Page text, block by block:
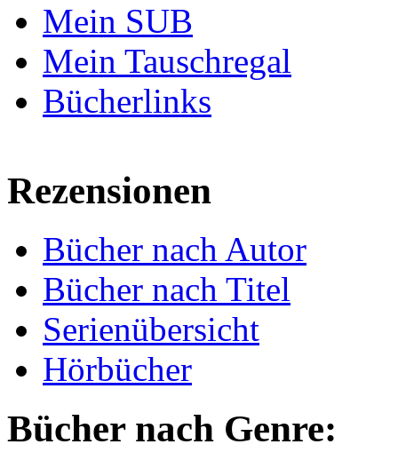
Mein SUB
Mein Tauschregal
Bücherlinks
Rezensionen
Bücher nach Autor
Bücher nach Titel
Serienübersicht
Hörbücher
Bücher nach Genre: